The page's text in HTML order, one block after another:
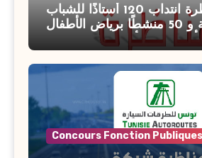
مناظرة انتداب 120 أستاذًا للشباب
والطفولة و 50 منشطًا برياض الأطفال
والمرأة والطفولة وكبار
: 27 جويلية 2026
Concours Fonction Publiques